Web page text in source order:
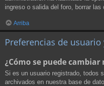
ingreso o salida del foro, borrar las
Arriba
Preferencias de
¿Cómo se puede
Si es un usuario registrado, todos
archivados en nuestra base de